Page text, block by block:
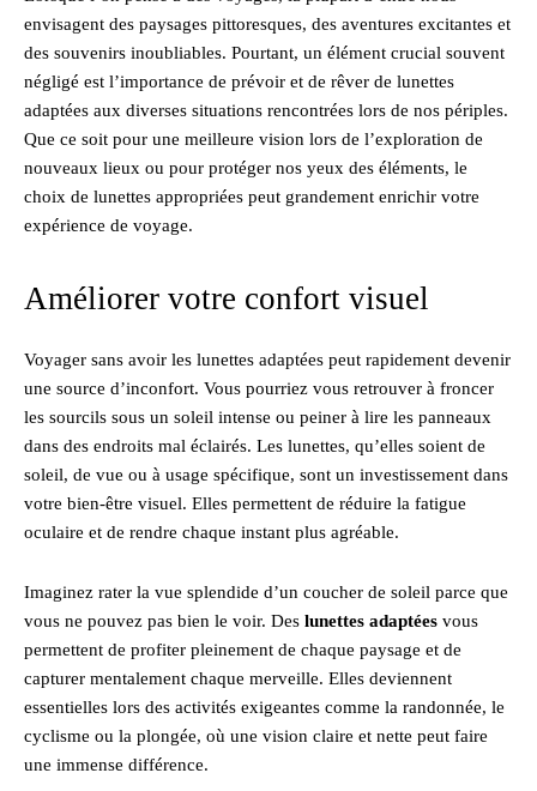
envisagent des paysages pittoresques, des aventures excitantes et
des souvenirs inoubliables. Pourtant, un élément crucial souvent
négligé est l’importance de prévoir et de rêver de lunettes
adaptées aux diverses situations rencontrées lors de nos périples.
Que ce soit pour une meilleure vision lors de l’exploration de
nouveaux lieux ou pour protéger nos yeux des éléments, le
choix de lunettes appropriées peut grandement enrichir votre
expérience de voyage.
Améliorer votre confort visuel
Voyager sans avoir les lunettes adaptées peut rapidement devenir
une source d’inconfort. Vous pourriez vous retrouver à froncer
les sourcils sous un soleil intense ou peiner à lire les panneaux
dans des endroits mal éclairés. Les lunettes, qu’elles soient de
soleil, de vue ou à usage spécifique, sont un investissement dans
votre bien-être visuel. Elles permettent de réduire la fatigue
oculaire et de rendre chaque instant plus agréable.
Imaginez rater la vue splendide d’un coucher de soleil parce que
vous ne pouvez pas bien le voir. Des lunettes adaptées vous
permettent de profiter pleinement de chaque paysage et de
capturer mentalement chaque merveille. Elles deviennent
essentielles lors des activités exigeantes comme la randonnée, le
cyclisme ou la plongée, où une vision claire et nette peut faire
une immense différence.